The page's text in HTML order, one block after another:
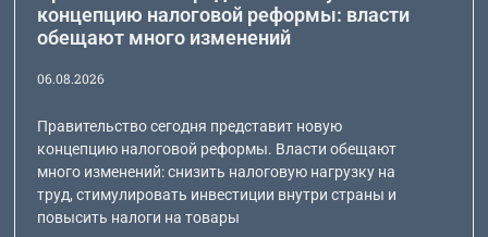
концепцию налоговой реформы: власти
обещают много изменений
06.08.2026
Правительство сегодня представит новую
концепцию налоговой реформы. Власти обещают
много изменений: снизить налоговую нагрузку на
труд, стимулировать инвестиции внутри страны и
повысить налоги на товары